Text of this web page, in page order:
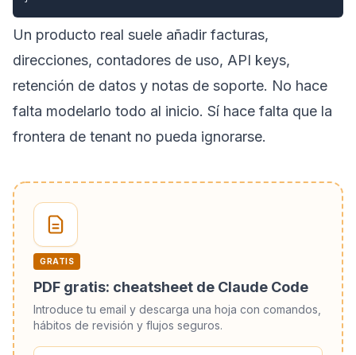
Un producto real suele añadir facturas,
direcciones, contadores de uso, API keys,
retención de datos y notas de soporte. No hace
falta modelarlo todo al inicio. Sí hace falta que la
frontera de tenant no pueda ignorarse.
GRATIS
PDF gratis: cheatsheet de Claude Code
Introduce tu email y descarga una hoja con comandos,
hábitos de revisión y flujos seguros.